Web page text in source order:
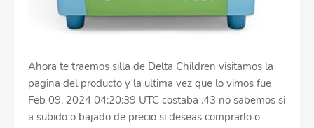
Ahora te traemos silla de Delta Children visitamos la
pagina del producto y la ultima vez que lo vimos fue
Feb 09, 2024 04:20:39 UTC costaba .43 no sabemos si
a subido o bajado de precio si deseas comprarlo o